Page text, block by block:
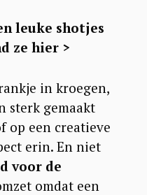
leuke shotjes
ze hier >
in kroegen,
sterk gemaakt
op een creatieve
erin. En niet
voor de
omdat een